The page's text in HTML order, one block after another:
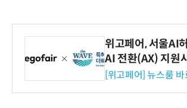
위고페어, 서울AI
AI 전환(AX) 지원
시엄 선정
[위고페어] 뉴스룸 바